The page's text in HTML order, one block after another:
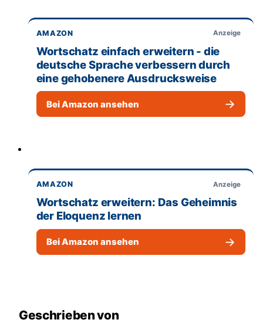
AMAZON Anzeige
Wortschatz einfach erweitern - die
deutsche Sprache verbessern durch
eine gehobenere Ausdrucksweise
Bei Amazon ansehen →
AMAZON Anzeige
Wortschatz erweitern: Das Geheimnis
der Eloquenz lernen
Bei Amazon ansehen →
Geschrieben von